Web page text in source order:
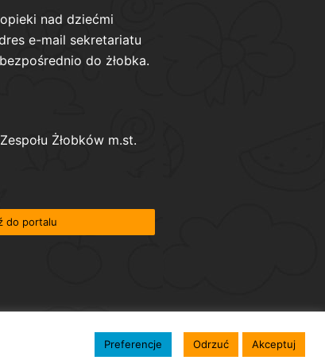
nad dziećmi
e-mail sekretariatu
do żłobka.
Żłobków m.st.
do portalu
Preferencje Odrzuć Akceptuj